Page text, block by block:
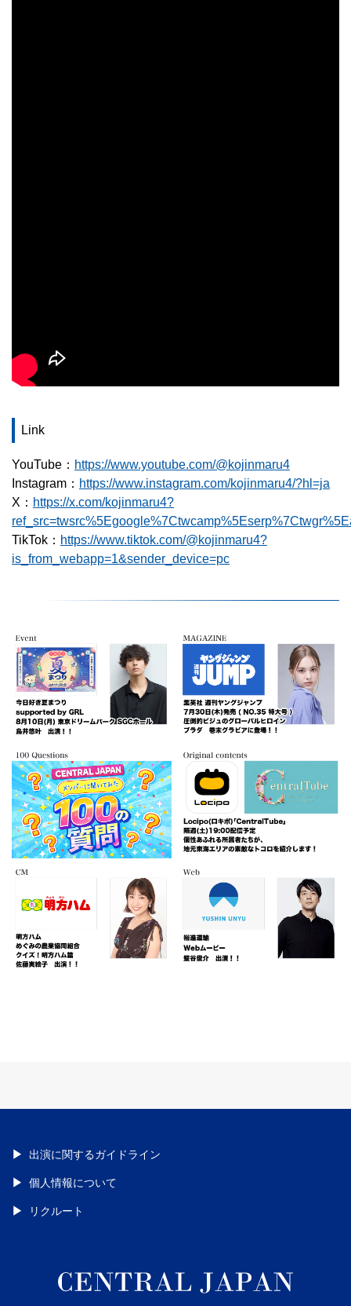
Link
YouTube： https://www.youtube.com/@kojinmaru4
Instagram： https://www.instagram.com/kojinmaru4/?hl=ja
X： https://x.com/kojinmaru4?
TikTok： https://www.tiktok.com/@kojinmaru4?
is_from_webapp=1&sender_device=pc
出演に関するガイドライン
個人情報について
リクルート